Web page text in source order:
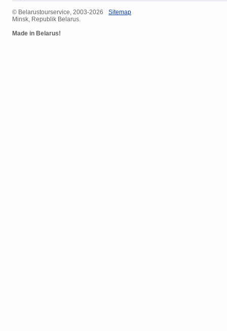
© ​Belarustourservice, 2003-2026
Minsk, Republik Belarus.
Made in Belarus!
​Sitemap